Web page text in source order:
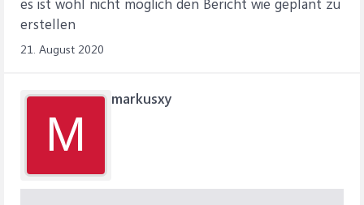
erstellen
21. August 2020
M
markusxy